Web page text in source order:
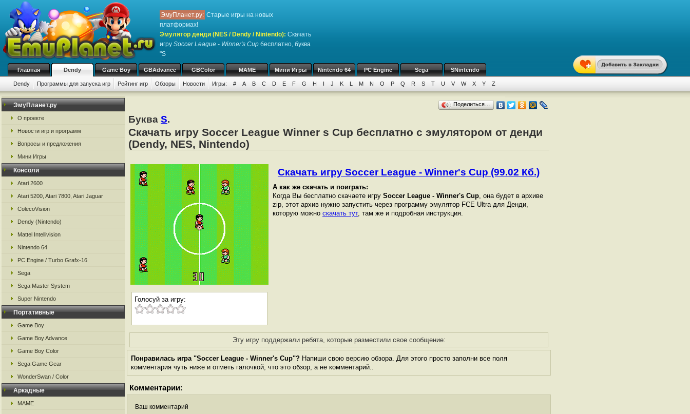
ЭмуПланет.ру: Старые игры на новых
платформах!
Эмулятор денди (NES / Dendy / Nintendo): Скачать
игру Soccer League - Winner's Cup бесплатно, буква
"S
Главная Dendy Game Boy GBAdvance GBColor MAME Мини Игры Nintendo 64 PC Engine Sega SNintendo
Dendy Программы для запуска игр Рейтинг игр Обзоры Новости Игры: # A B C D E F G H I J K L M N O P Q R S T U V W X Y Z
ЭмуПланет.ру
О проекте
Новости игр и программ
Вопросы и предложения
Мини Игры
Консоли
Atari 2600
Atari 5200, Atari 7800, Atari Jaguar
ColecoVision
Dendy (Nintendo)
Mattel Intellivision
Nintendo 64
PC Engine / Turbo Grafx-16
Sega
Sega Master System
Super Nintendo
Портативные
Game Boy
Game Boy Advance
Game Boy Color
Sega Game Gear
WonderSwan / Color
Аркадные
MAME
Поделиться…
Буква S.
Скачать игру Soccer League Winner s Cup бесплатно с эмулятором от денди
(Dendy, NES, Nintendo)
Голосуй за игру:
Скачать игру Soccer League - Winner's Cup (99.02 Кб.)
А как же скачать и поиграть:
Когда Вы бесплатно скачаете игру Soccer League - Winner's Cup, она будет в архиве
zip, этот архив нужно запустить через программу эмулятор FCE Ultra для Денди,
которую можно скачать тут, там же и подробная инструкция.
Эту игру поддержали ребята, которые разместили свое сообщение:
Понравилась игра "Soccer League - Winner's Cup"? Напиши свою версию обзора. Для этого просто заполни все поля
комментария чуть ниже и отметь галочкой, что это обзор, а не комментарий..
Комментарии:
Ваш комментарий